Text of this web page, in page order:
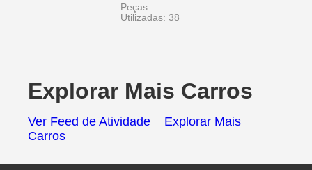
Peças
Utilizadas: 38
Explorar Mais Carros
Ver Feed de Atividade
Explorar Mais
Carros